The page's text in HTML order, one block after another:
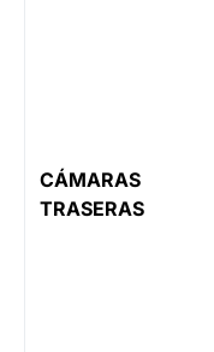
CÁMARAS
TRASERAS